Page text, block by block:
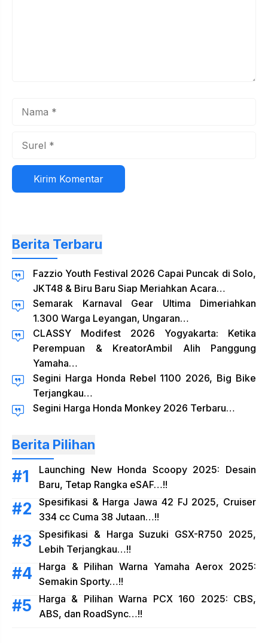
Situs
web
Berita Terbaru
Fazzio Youth Festival 2026 Capai Puncak di Solo,
JKT48 & Biru Baru Siap Meriahkan Acara…
Semarak Karnaval Gear Ultima Dimeriahkan
1.300 Warga Leyangan, Ungaran…
CLASSY Modifest 2026 Yogyakarta: Ketika
Perempuan & KreatorAmbil Alih Panggung
Yamaha…
Segini Harga Honda Rebel 1100 2026, Big Bike
Terjangkau…
Segini Harga Honda Monkey 2026 Terbaru…
Berita Pilihan
Launching New Honda Scoopy 2025: Desain
Baru, Tetap Rangka eSAF…!!
Spesifikasi & Harga Jawa 42 FJ 2025, Cruiser
334 cc Cuma 38 Jutaan…!!
Spesifikasi & Harga Suzuki GSX-R750 2025,
Lebih Terjangkau…!!
Harga & Pilihan Warna Yamaha Aerox 2025:
Semakin Sporty…!!
Harga & Pilihan Warna PCX 160 2025: CBS,
ABS, dan RoadSync…!!